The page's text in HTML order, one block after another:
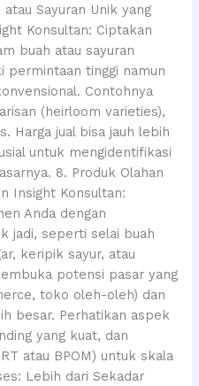
Sayuran Unik yang
Konsultan: Ciptakan
buah atau sayuran
permintaan tinggi namun
Contohnya
(heirloom varieties),
Harga jual bisa jauh lebih
untuk mengidentifikasi
8. Produk Olahan
Insight Konsultan:
Anda dengan
jadi, seperti selai buah
keripik sayur, atau
potensi pasar yang
toko oleh-oleh) dan
besar. Perhatikan aspek
yang kuat, dan
atau BPOM) untuk skala
Lebih dari Sekadar